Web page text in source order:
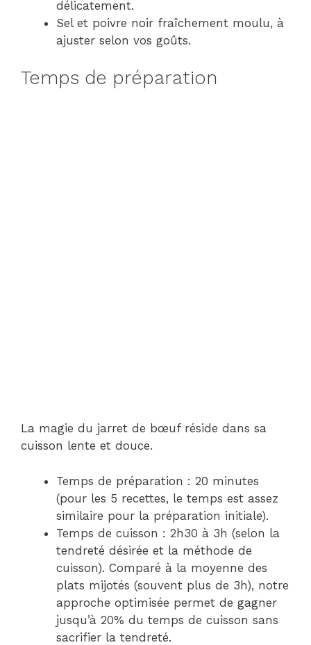
délicatement.
Sel et poivre noir fraîchement moulu, à
ajuster selon vos goûts.
Temps de préparation
La magie du jarret de bœuf réside dans sa
cuisson lente et douce.
Temps de préparation : 20 minutes
(pour les 5 recettes, le temps est assez
similaire pour la préparation initiale).
Temps de cuisson : 2h30 à 3h (selon la
tendreté désirée et la méthode de
cuisson). Comparé à la moyenne des
plats mijotés (souvent plus de 3h), notre
approche optimisée permet de gagner
jusqu’à 20% du temps de cuisson sans
sacrifier la tendreté.